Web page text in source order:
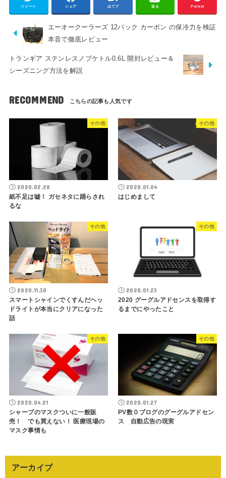
ツイート シェア はてブ 送る Pocket
エーオークーラーズ 12パック カーボン の保冷力を検証
本音で徹底レビュー
トランギア ステンレスノブケトル0.6L 開封レビュー＆
シーズニング方法を解説
RECOMMEND
その他
2020.02.28
紙不足は嘘！ ガセネタに踊らされ
るな
その他
2020.01.04
はじめまして
その他
2020.11.30
スマートシャインでくすんだヘッ
ドライトが本当にクリアになった
話
その他
2020.01.23
2020 グーグルアドセンスを取得す
るまでにやったこと
その他
2020.04.21
シャープのマスクついに一般販
売！ でも買えない！ 医療現場の
マスク事情も
その他
2020.01.27
PV数０ブログのグーグルアドセン
ス 自動広告の現実
アーカイブ